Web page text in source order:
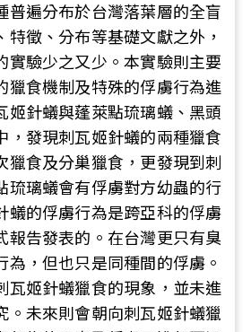
普遍分布於台灣落葉層的全盲
特徵、分布等基礎文獻之外，
實驗少之又少。本實驗則主要
獵食機制及特殊的俘虜行為進
姬針蟻與蓬萊點琉璃蟻、黑頭
，發現刺瓦姬針蟻的兩種獵食
獵食及分巢獵食，更發現到刺
琉璃蟻會有俘虜對方幼蟲的行
蟻的俘虜行為是跨亞科的俘虜
報告發表的。在台灣更只有臭
為，但也只是同種間的俘虜。
瓦姬針蟻獵食的現象，並未進
。未來則會朝向刺瓦姬針蟻獵